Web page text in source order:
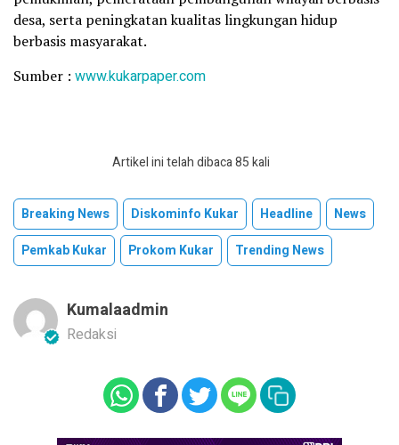
desa, serta peningkatan kualitas lingkungan hidup
berbasis masyarakat.
Sumber : www.kukarpaper.com
Artikel ini telah dibaca 85 kali
Breaking News Diskominfo Kukar Headline
News
Pemkab Kukar
Prokom Kukar Trending News
Kumalaadmin
Redaksi